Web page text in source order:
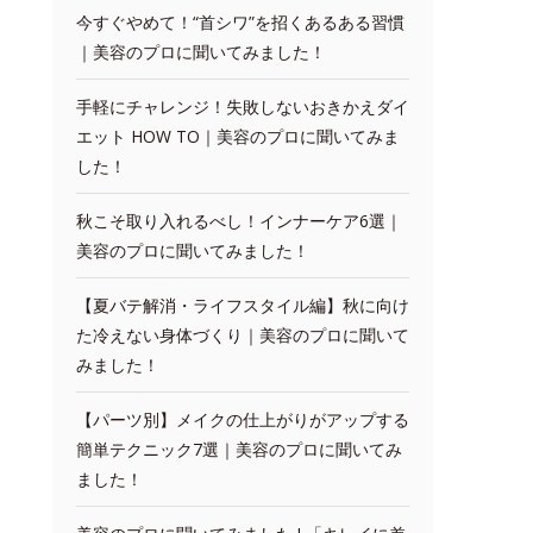
今すぐやめて！“首シワ”を招くあるある習慣
｜美容のプロに聞いてみました！
手軽にチャレンジ！失敗しないおきかえダイ
エット HOW TO｜美容のプロに聞いてみま
した！
秋こそ取り入れるべし！インナーケア6選｜
美容のプロに聞いてみました！
【夏バテ解消・ライフスタイル編】秋に向け
た冷えない身体づくり｜美容のプロに聞いて
みました！
【パーツ別】メイクの仕上がりがアップする
簡単テクニック7選｜美容のプロに聞いてみ
ました！